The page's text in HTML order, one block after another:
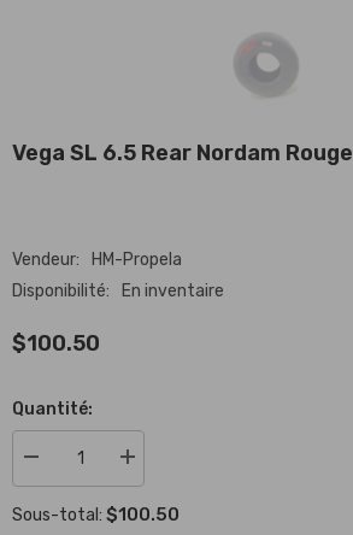
Vega SL 6.5 Rear Nordam Rouge
Vendeur:
HM-Propela
Disponibilité:
En inventaire
$100.50
Quantité:
Réduire
la
de
Augmenter
la
de
Sous-total: $100.50